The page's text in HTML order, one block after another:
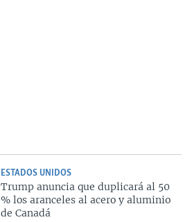
ESTADOS UNIDOS
Trump anuncia que duplicará al 50
% los aranceles al acero y aluminio
de Canadá